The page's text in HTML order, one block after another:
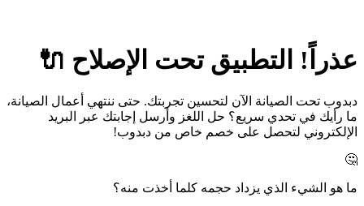
عذراً! التطبيق تحت الإصلاح 🔌
دبدوب تحت الصيانة الآن لتحسين تجربتك. حتى ننتهي أعمال الصيانة،
ما رأيك في تحدي سريع؟ حل اللغز وأرسل إجابتك عبر البريد
الإلكتروني لتحصل على خصم خاص من دبدوب!
🤔
ما هو الشيء الذي يزداد حجمه كلما أخذت منه؟